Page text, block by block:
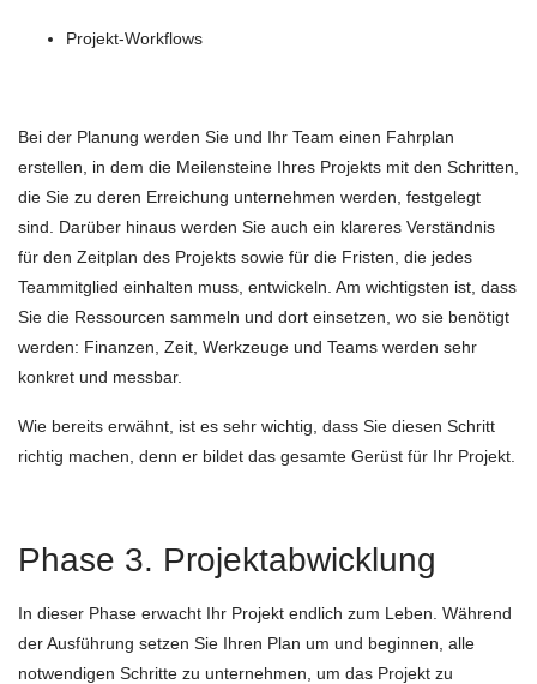
Projekt-Workflows
Bei der Planung werden Sie und Ihr Team einen Fahrplan
erstellen, in dem die Meilensteine Ihres Projekts mit den Schritten,
die Sie zu deren Erreichung unternehmen werden, festgelegt
sind. Darüber hinaus werden Sie auch ein klareres Verständnis
für den Zeitplan des Projekts sowie für die Fristen, die jedes
Teammitglied einhalten muss, entwickeln. Am wichtigsten ist, dass
Sie die Ressourcen sammeln und dort einsetzen, wo sie benötigt
werden: Finanzen, Zeit, Werkzeuge und Teams werden sehr
konkret und messbar.
Wie bereits erwähnt, ist es sehr wichtig, dass Sie diesen Schritt
richtig machen, denn er bildet das gesamte Gerüst für Ihr Projekt.
Phase 3. Projektabwicklung
In dieser Phase erwacht Ihr Projekt endlich zum Leben. Während
der Ausführung setzen Sie Ihren Plan um und beginnen, alle
notwendigen Schritte zu unternehmen, um das Projekt zu